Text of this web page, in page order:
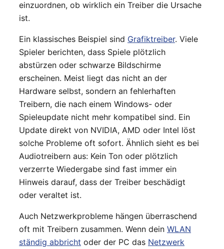
einzuordnen, ob wirklich ein Treiber die Ursache
ist.
Ein klassisches Beispiel sind Grafiktreiber. Viele
Spieler berichten, dass Spiele plötzlich
abstürzen oder schwarze Bildschirme
erscheinen. Meist liegt das nicht an der
Hardware selbst, sondern an fehlerhaften
Treibern, die nach einem Windows- oder
Spieleupdate nicht mehr kompatibel sind. Ein
Update direkt von NVIDIA, AMD oder Intel löst
solche Probleme oft sofort. Ähnlich sieht es bei
Audiotreibern aus: Kein Ton oder plötzlich
verzerrte Wiedergabe sind fast immer ein
Hinweis darauf, dass der Treiber beschädigt
oder veraltet ist.
Auch Netzwerkprobleme hängen überraschend
oft mit Treibern zusammen. Wenn dein WLAN
ständig abbricht oder der PC das Netzwerk